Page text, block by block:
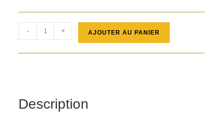
de
CHIVAS
- + AJOUTER AU PANIER
Description